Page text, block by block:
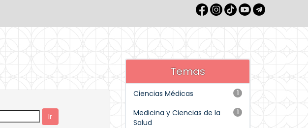
Temas
1
Ciencias Médicas
1
Medicina y Ciencias de la
Salud